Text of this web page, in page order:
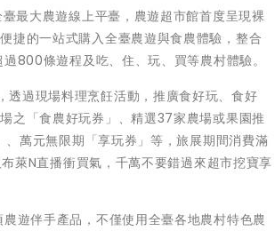
大農遊線上平臺，農遊超市館首度呈現裸
捷的一站式購入全臺農遊與食農體驗，整合
800條遊程及吃、住、玩、買等農村體驗。
透過現場料理烹飪活動，推廣食好玩、食好
之「食農好玩券」、精選37家農場或果園推
萬元無限期「享玩券」等，旅展期間消費滿
萊N直播衝買氣，千萬不要錯過來超市挖寶享
遊伴手產品，不僅使用全臺各地農村特色農